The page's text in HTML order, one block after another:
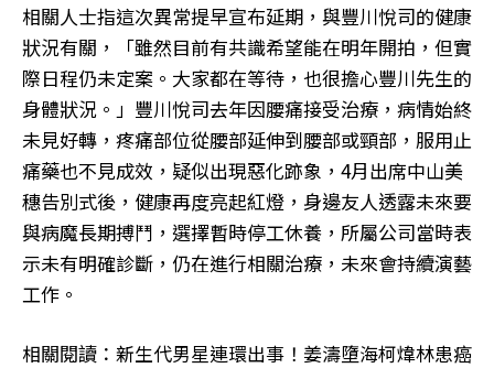
相關人士指這次異常提早宣布延期，與豐川悅司的健康
狀況有關，「雖然目前有共識希望能在明年開拍，但實
際日程仍未定案。大家都在等待，也很擔心豐川先生的
身體狀況。」豐川悅司去年因腰痛接受治療，病情始終
未見好轉，疼痛部位從腰部延伸到腰部或頸部，服用止
痛藥也不見成效，疑似出現惡化跡象，4月出席中山美
穗告別式後，健康再度亮起紅燈，身邊友人透露未來要
與病魔長期搏鬥，選擇暫時停工休養，所屬公司當時表
示未有明確診斷，仍在進行相關治療，未來會持續演藝
工作。
相關閱讀：新生代男星連環出事！姜濤墮海柯煒林患癌